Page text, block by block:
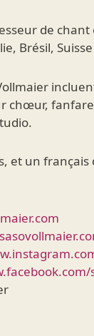
de
Brésil,
chœur,
et un français